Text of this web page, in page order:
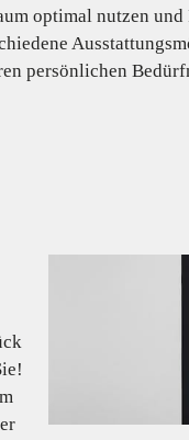
optimal nutzen
persönlichen